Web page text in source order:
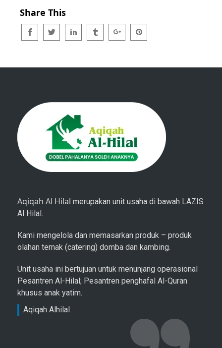
Share This
Aqiqah Al Hilal merupakan unit usaha di bawah LAZIS
Al Hilal.
Kami mengelola dan memasarkan produk – produk
olahan ternak (catering) domba dan kambing.
Unit usaha ini bertujuan untuk menunjang operasional
Pesantren Al-Hilal; Pesantren penghafal Al-Quran
khusus anak yatim.
Aqiqah Alhilal